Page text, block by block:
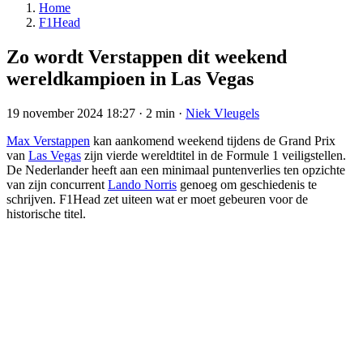
Home
F1Head
Zo wordt Verstappen dit weekend
wereldkampioen in Las Vegas
19 november 2024 18:27 · 2 min · Niek Vleugels
Max Verstappen kan aankomend weekend tijdens de Grand Prix
van Las Vegas zijn vierde wereldtitel in de Formule 1 veiligstellen.
De Nederlander heeft aan een minimaal puntenverlies ten opzichte
van zijn concurrent Lando Norris genoeg om geschiedenis te
schrijven. F1Head zet uiteen wat er moet gebeuren voor de
historische titel.